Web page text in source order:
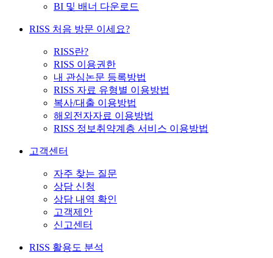
BI 및 배너 다운로드
RISS 처음 방문 이세요?
RISS란?
RISS 이용권한
내 관심논문 등록방법
RISS 자료 유형별 이용방법
복사/대출 이용방법
해외전자자료 이용방법
RISS 정보취약계층 서비스 이용방법
고객센터
자주 찾는 질문
상담 신청
상담 내역 확인
고객제안
신고센터
RISS 활용도 분석